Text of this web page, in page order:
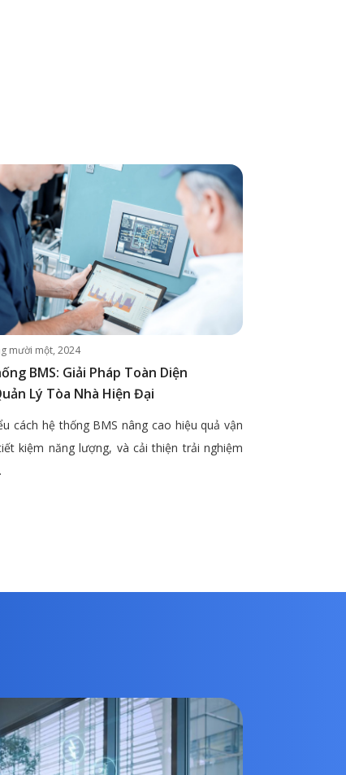
mười một, 2024
BMS: Giải Pháp Toàn Diện
Lý Tòa Nhà Hiện Đại
cách hệ thống BMS nâng cao hiệu quả vận
kiệm năng lượng, và cải thiện trải nghiệm